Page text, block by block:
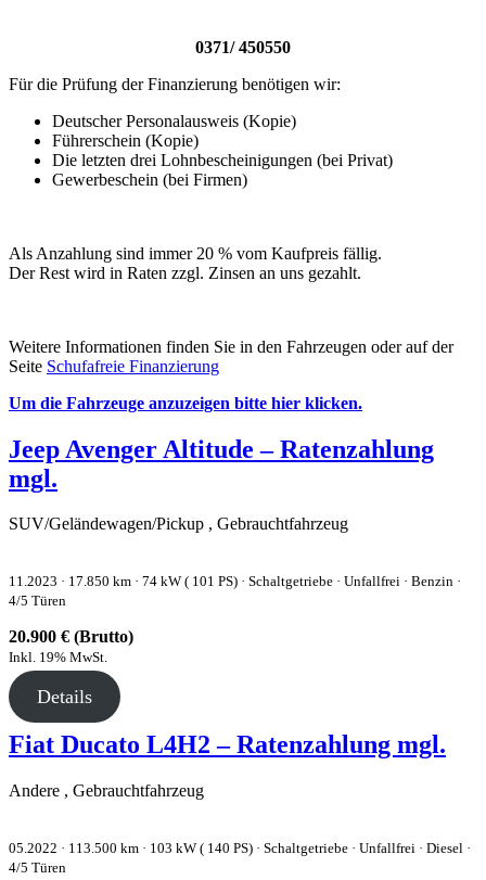
0371/ 450550
Für die Prüfung der Finanzierung benötigen wir:
Deutscher Personalausweis (Kopie)
Führerschein (Kopie)
Die letzten drei Lohnbescheinigungen (bei Privat)
Gewerbeschein (bei Firmen)
Als Anzahlung sind immer 20 % vom Kaufpreis fällig.
Der Rest wird in Raten zzgl. Zinsen an uns gezahlt.
Weitere Informationen finden Sie in den Fahrzeugen oder auf der
Seite Schufafreie Finanzierung
Um die Fahrzeuge anzuzeigen bitte hier klicken.
Jeep Avenger Altitude – Ratenzahlung
mgl.
SUV/Geländewagen/Pickup , Gebrauchtfahrzeug
11.2023 · 17.850 km · 74 kW ( 101 PS) · Schaltgetriebe · Unfallfrei · Benzin ·
4/5 Türen
20.900 € (Brutto)
Inkl. 19% MwSt.
Details
Fiat Ducato L4H2 – Ratenzahlung mgl.
Andere , Gebrauchtfahrzeug
05.2022 · 113.500 km · 103 kW ( 140 PS) · Schaltgetriebe · Unfallfrei · Diesel ·
4/5 Türen